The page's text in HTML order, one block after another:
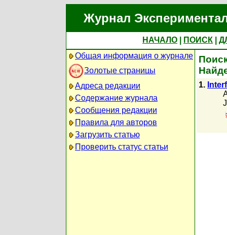
Журнал
НАЧАЛО ПОИСК
Общая информация о журнале
Золотые страницы
Адреса редакции
Содержание журнала
Сообщения редакции
Правила для авторов
Загрузить статью
Проверить статус статьи
1.